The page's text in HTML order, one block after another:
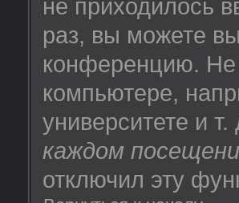
не приходилось
раз, вы можете
конференцию. Не
компьютере,
университете и
каждом
отключил эту